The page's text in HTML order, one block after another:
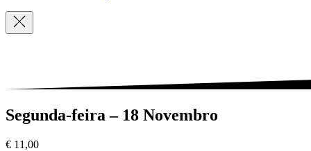
Navigation
Segunda-feira – 18 Novembro
€ 11,00